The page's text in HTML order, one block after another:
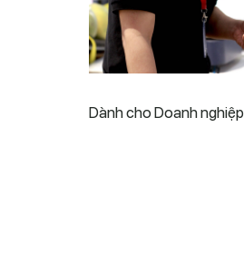
Dành cho Doanh nghiệp